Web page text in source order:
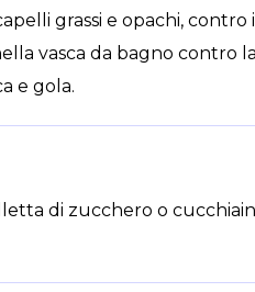
grassi e opachi,
vasca da bagno contro
e gola.
di zucchero o